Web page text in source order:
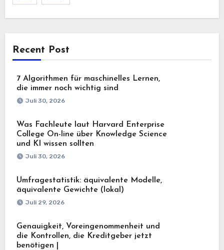
Recent Post
7 Algorithmen für maschinelles Lernen,
die immer noch wichtig sind
Juli 30, 2026
Was Fachleute laut Harvard Enterprise
College On-line über Knowledge Science
und KI wissen sollten
Juli 30, 2026
Umfragestatistik: äquivalente Modelle,
äquivalente Gewichte (lokal)
Juli 29, 2026
Genauigkeit, Voreingenommenheit und
die Kontrollen, die Kreditgeber jetzt
benötigen |